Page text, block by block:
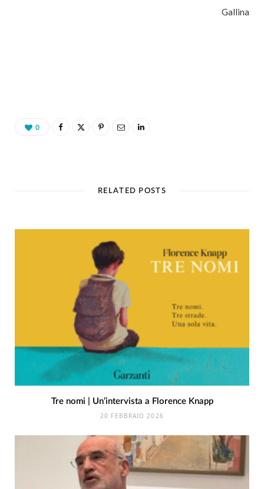
Gallina
0
RELATED POSTS
Tre nomi | Un’intervista a Florence Knapp
20 FEBBRAIO 2026